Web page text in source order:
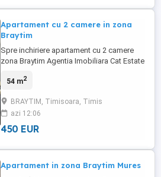
Apartament cu 2 camere in zona
Braytim
Spre inchiriere apartament cu 2 camere
zona Braytim Agentia Imobiliara Cat Estate
cu 2 camere, complet mobilat si utilat,
open space cu bucataria, -dormitor, -baie -
balcon -loc de parcare Pentru alte detalii
nu ezitati ...
54 m2
BRAYTIM, Timisoara, Timis
azi 12:06
450 EUR
Apartament in zona Braytim Mures